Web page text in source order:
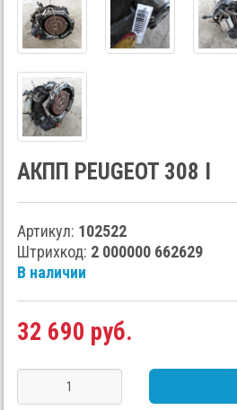
АКПП PEUGEOT 308 I
Артикул: 102522
Штрихкод: 2 000000 662629
В наличии
32 690 руб.